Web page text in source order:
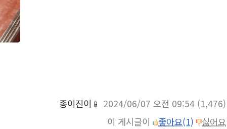
종이진이📱 2024/06/07 오전 09:54 (1,476)
이 게시글이
좋아요(1) 싫어요